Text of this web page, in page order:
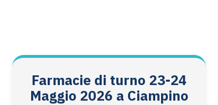
Farmacie di turno 23-24
Maggio 2026 a Ciampino